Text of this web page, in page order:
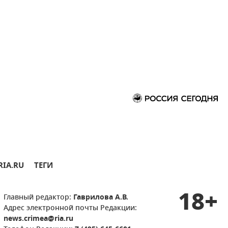
ТЕГИ
Главный редактор: Гаврилова А.В.
Адрес электронной почты Редакции:
news.crimea@ria.ru
18+